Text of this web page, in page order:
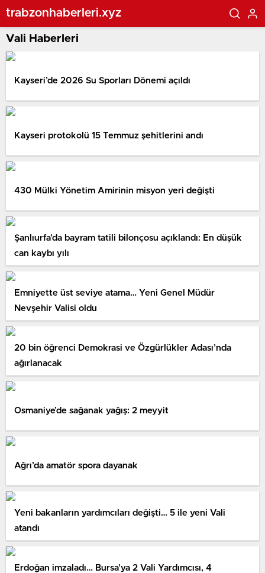
trabzonhaberleri.xyz
Vali Haberleri
Kayseri’de 2026 Su Sporları Dönemi açıldı
Kayseri protokolü 15 Temmuz şehitlerini andı
430 Mülki Yönetim Amirinin misyon yeri değişti
Şanlıurfa’da bayram tatili bilonçosu açıklandı: En düşük
can kaybı yılı
Emniyette üst seviye atama… Yeni Genel Müdür
Nevşehir Valisi oldu
20 bin öğrenci Demokrasi ve Özgürlükler Adası’nda
ağırlanacak
Osmaniye’de sağanak yağış: 2 meyyit
Ağrı’da amatör spora dayanak
Yeni bakanların yardımcıları değişti… 5 ile yeni Vali
atandı
Erdoğan imzaladı… Bursa’ya 2 Vali Yardımcısı, 4